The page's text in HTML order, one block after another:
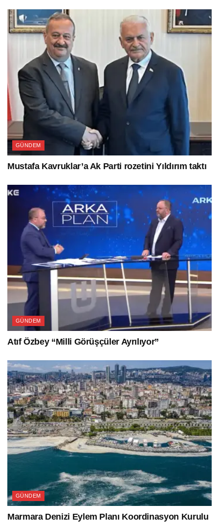
GÜNDEM
Mustafa Kavruklar’a Ak Parti rozetini Yıldırım taktı
GÜNDEM
Atıf Özbey “Milli Görüşçüler Ayrılıyor”
GÜNDEM
Marmara Denizi Eylem Planı Koordinasyon Kurulu